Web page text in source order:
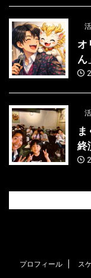
オ
ん
終
プロフィール ス